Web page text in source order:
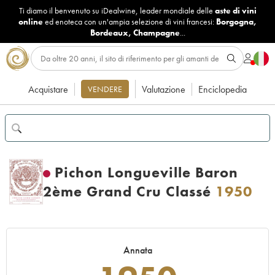
Ti diamo il benvenuto su iDealwine, leader mondiale delle aste di vini
onlineed enoteca con un'ampia selezione di vini francesi: Borgogna,
Bordeaux, Champagne...
Acquistare VENDERE Valutazione Enciclopedia
Pichon Longueville Baron
2ème Grand Cru Classé 1950
Annata